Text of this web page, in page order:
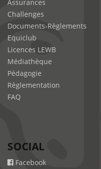
Assurances
Challenges
Documents-Règlements
Equiclub
Licences LEWB
Médiathèque
Pédagogie
Règlementation
FAQ
SOCIAL
Facebook